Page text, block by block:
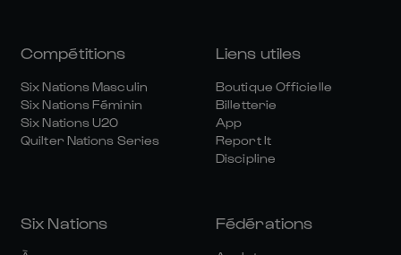
Compétitions
Six Nations Masculin
Six Nations Féminin
Six Nations U20
Quilter Nations Series
Liens utiles
Boutique Officielle
Billetterie
App
Report It
Discipline
Six Nations Fédérations